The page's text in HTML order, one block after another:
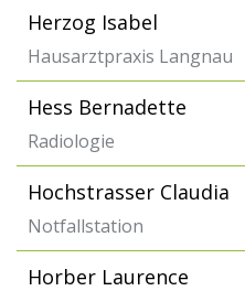
Herzog Isabel
Hausarztpraxis Langnau
Hess Bernadette
Radiologie
Hochstrasser Claudia
Notfallstation
Horber Laurence